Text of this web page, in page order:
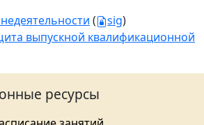
( sig)
выпускной квалификационной
ресурсы